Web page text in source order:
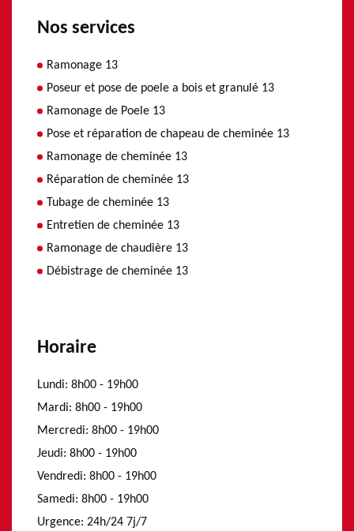
Nos services
Ramonage 13
Poseur et pose de poele a bois et granulé 13
Ramonage de Poele 13
Pose et réparation de chapeau de cheminée 13
Ramonage de cheminée 13
Réparation de cheminée 13
Tubage de cheminée 13
Entretien de cheminée 13
Ramonage de chaudière 13
Débistrage de cheminée 13
Horaire
Lundi: 8h00 - 19h00
Mardi: 8h00 - 19h00
Mercredi: 8h00 - 19h00
Jeudi: 8h00 - 19h00
Vendredi: 8h00 - 19h00
Samedi: 8h00 - 19h00
Urgence: 24h/24 7j/7